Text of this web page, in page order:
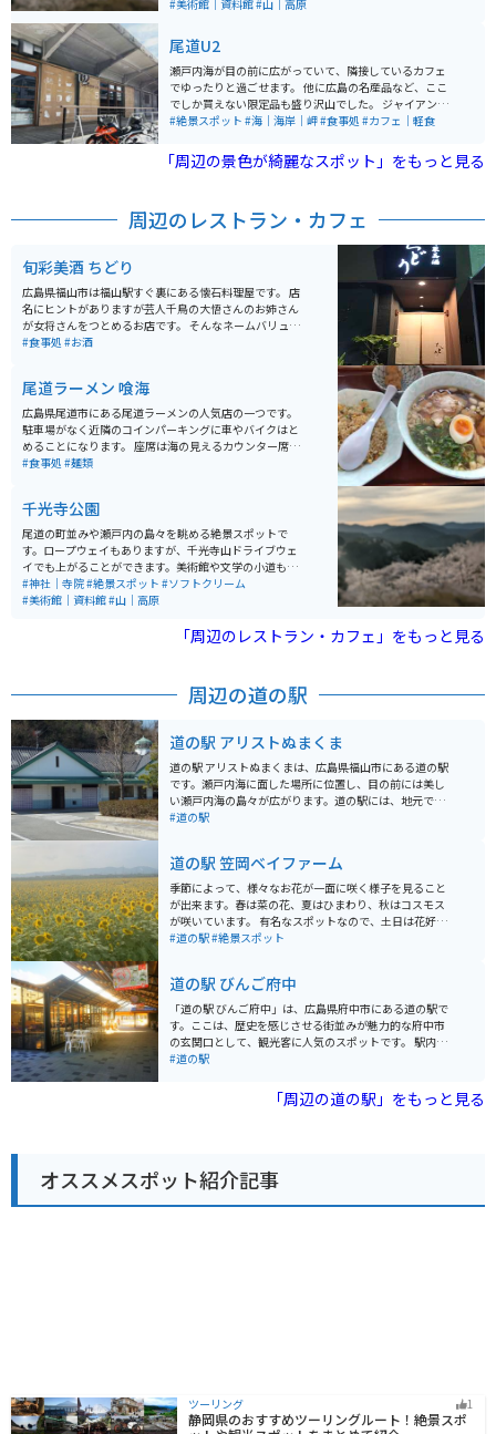
供にみかんソフトクリームがおすすめです。桜の名所
眺めを邪魔するものは何も無く、開けた景色に心地よい
海風を全身に感じられます。桜の名所とは言いますが藤
棚と躑躅もとても見応えがあり、敷地内には尾道美術館
や保護猫ハウス等もあり見どころ満点です。
#美術館｜資料館#山｜高原
尾道U2
瀬戸内海が目の前に広がっていて、隣接しているカフェ
でゆったりと過ごせます。 他に広島の名産品など、ここ
でしか買えない限定品も盛り沢山でした。 ジャイアント
のレンタサイクルもありますので、そのまましまなみ街
#絶景スポット #海｜海岸｜岬#食事処 #カフェ｜軽食
「周辺の景色が綺麗なスポット」をもっと見る
周辺のレストラン・カフェ
旬彩美酒 ちどり
広島県福山市は福山駅すぐ裏にある懐石料理屋です。 店
名にヒントがありますが芸人千鳥の大悟さんのお姉さん
が女将さんをつとめるお店です。 そんなネームバリュー
に負けず味もよし、お店の雰囲気もよしのお店です。
#食事処 #お酒
尾道ラーメン 喰海
広島県尾道市にある尾道ラーメンの人気店の一つです。
駐車場がなく近隣のコインパーキングに車やバイクはと
めることになります。 座席は海の見えるカウンター席が
あり、海を見ながらラーメンを食べることができます。
#食事処 #麺類
千光寺公園
尾道の町並みや瀬戸内の島々を眺める絶景スポットで
す。ロープウェイもありますが、千光寺山ドライブウェ
イでも上がることができます。美術館や文学の小道もあ
り、のんびりと散策を楽しむこともできます。散策のお
供にみかんソフトクリームがおすすめです。桜の名所
眺めを邪魔するものは何も無く、開けた景色に心地よい
や保護猫ハウス等もあり見どころ満点です。
#神社｜寺院#絶景スポット #ソフトクリーム
#美術館｜資料館#山｜高原
「周辺のレストラン・カフェ」をもっと見る
周辺の道の駅
道の駅 アリストぬまくま
道の駅 アリストぬまくまは、広島県福山市にある道の駅
です。瀬戸内海に面した場所に位置し、目の前には美し
い瀬戸内海の島々が広がります。道の駅には、地元でと
れた新鮮な魚介類や野菜を販売する直売所、瀬戸内海の
道の駅にバイクを停めて、瀬戸内海の景色を眺めながら
休憩するのがおすすめです。周辺には、しまなみ海道や
鞆の浦など、風光明媚な観光スポットも点在しており、
ツーリングの拠点としても最適です。 名産品としては、
沼隈みかんや、竹原の日本酒などが有名です。道の駅の
#道の駅
道の駅 笠岡ベイファーム
季節によって、様々なお花が一面に咲く様子を見ること
が出来ます。春は菜の花、夏はひまわり、秋はコスモス
が咲いています。 有名なスポットなので、土日は花好き
な人やカメラ好きな人がカメラを持って訪れるのをよく
の視点でも楽しむことが出来ます。スポットに行くまで
の道のりは、田舎道で、車通りは少ないです。
#道の駅#絶景スポット
道の駅 びんご府中
「道の駅 びんご府中」は、広島県府中市にある道の駅で
す。ここは、歴史を感じさせる街並みが魅力的な府中市
の玄関口として、観光客に人気のスポットです。 駅内に
は、地元の特産品を販売する物産館や、地元食材を使っ
噌や、備後地域のブランド牛「備後府中焼き」は、ぜひ
味わっていただきたい一品です。また、観光案内所も併
時代の街並みを再現した資料館で、歴史好きにはたまら
ないスポットです。道の駅からは、歴史的な街並みを散
策したり、周辺の山々をツーリングしたりするのもおす
#道の駅
「周辺の道の駅」をもっと見る
オススメスポット紹介記事
ツーリング 1
静岡県のおすすめツーリングルート！絶景スポ